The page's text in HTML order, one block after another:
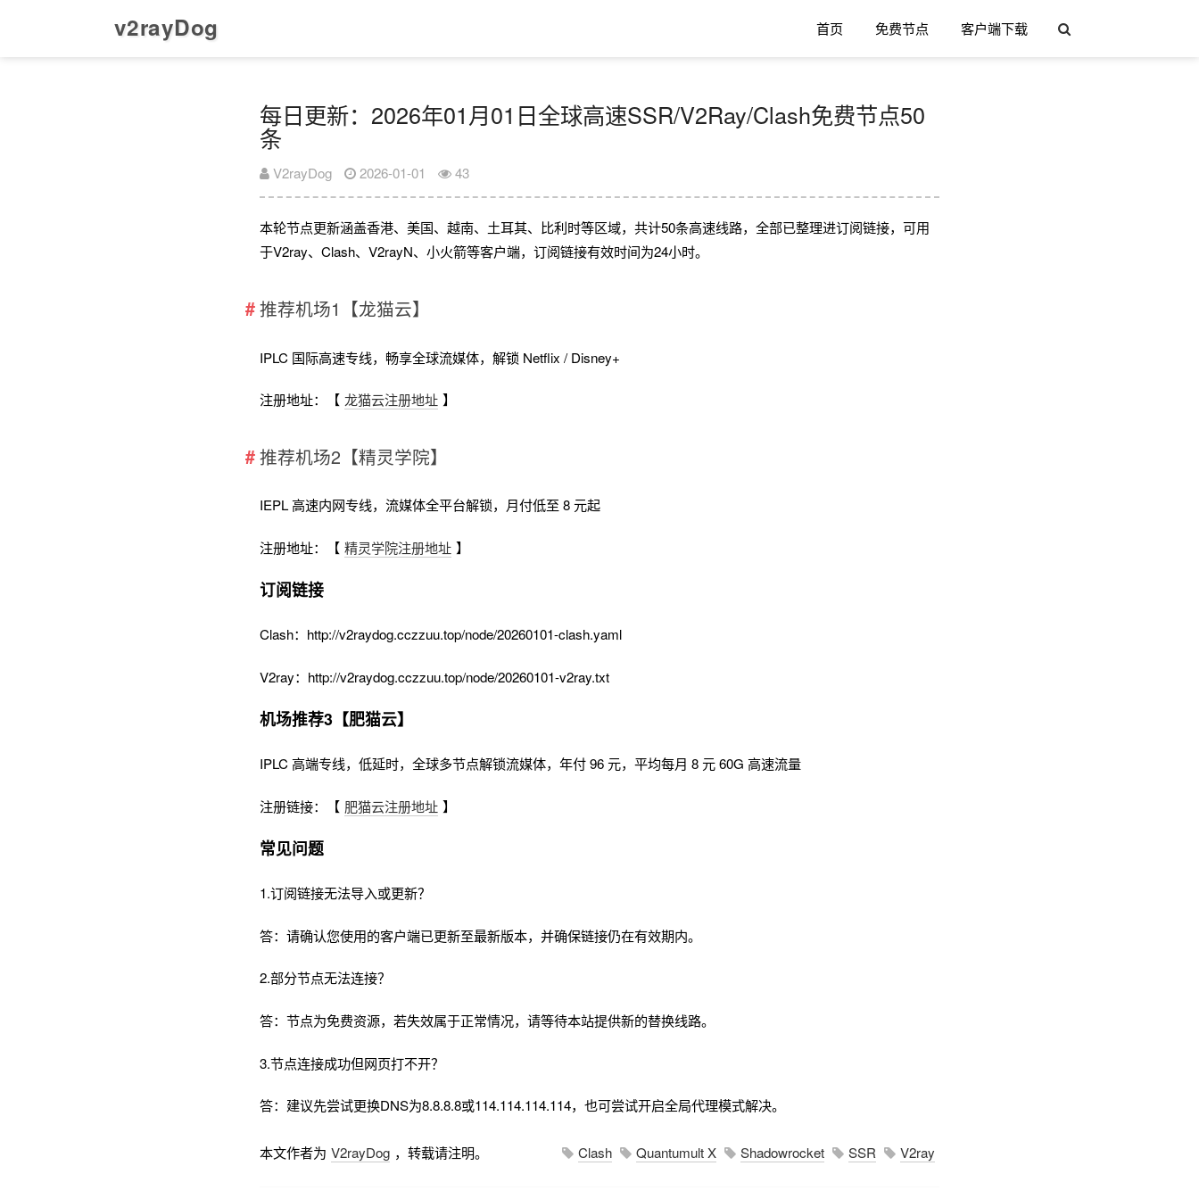
v2rayDog 首页 免费节点 客户端下载
每日更新：2026年01月01日全球高速SSR/V2Ray/Clash免费节点50
条
V2rayDog 2026-01-01 43
本轮节点更新涵盖香港、美国、越南、土耳其、比利时等区域，共计50条高速线路，全部已整理进订阅链接，可用
于V2ray、Clash、V2rayN、小火箭等客户端，订阅链接有效时间为24小时。
推荐机场1【龙猫云】
IPLC 国际高速专线，畅享全球流媒体，解锁 Netflix / Disney+
注册地址：【 龙猫云注册地址 】
推荐机场2【精灵学院】
IEPL 高速内网专线，流媒体全平台解锁，月付低至 8 元起
注册地址：【 精灵学院注册地址 】
订阅链接
Clash：http://v2raydog.cczzuu.top/node/20260101-clash.yaml
V2ray：http://v2raydog.cczzuu.top/node/20260101-v2ray.txt
机场推荐3【肥猫云】
IPLC 高端专线，低延时，全球多节点解锁流媒体，年付 96 元，平均每月 8 元 60G 高速流量
注册链接：【 肥猫云注册地址 】
常见问题
1.订阅链接无法导入或更新？
答：请确认您使用的客户端已更新至最新版本，并确保链接仍在有效期内。
2.部分节点无法连接？
答：节点为免费资源，若失效属于正常情况，请等待本站提供新的替换线路。
3.节点连接成功但网页打不开？
答：建议先尝试更换DNS为8.8.8.8或114.114.114.114，也可尝试开启全局代理模式解决。
本文作者为 V2rayDog ，转载请注明。 Clash Quantumult X Shadowrocket SSR V2ray